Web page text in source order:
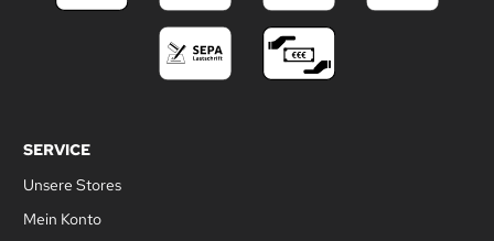
SERVICE
Unsere Stores
Mein Konto